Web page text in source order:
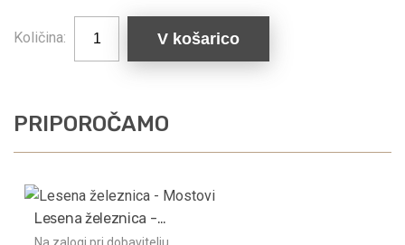
Količina: V košarico
PRIPOROČAMO
Lesena železnica -
Mostovi